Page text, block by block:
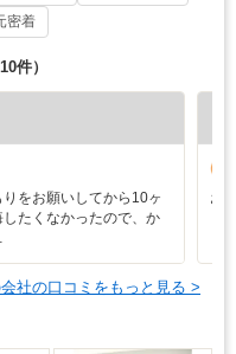
密着
10件）
をお願いしてから10ヶ
たくなかったので、か
お
社の口コミをもっと見る >